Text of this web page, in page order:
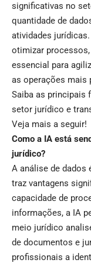
significativas no
quantidade de
atividades
otimizar
essencial para
as operações mais
Saiba as principais
setor jurídico e
Veja mais a seguir!
Como a IA está
jurídico?
A análise de dados
traz vantagens
capacidade de
informações, a IA
meio jurídico
de documentos e
profissionais a